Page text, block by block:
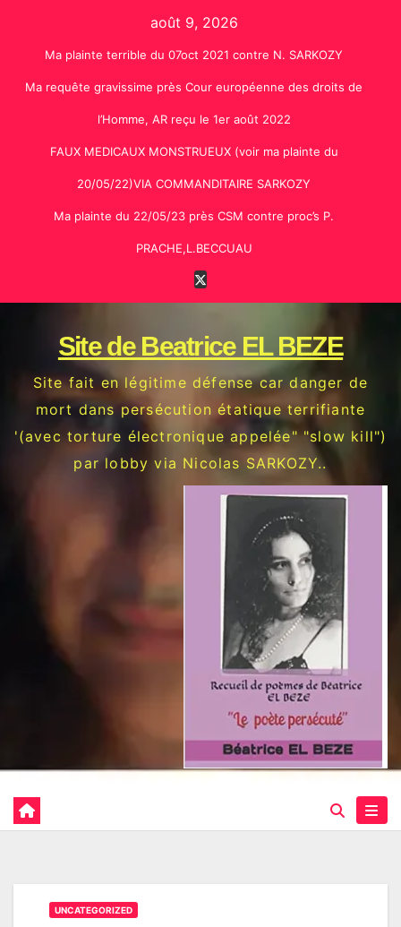
août 9, 2026
Ma plainte terrible du 07oct 2021 contre N. SARKOZY
Ma requête gravissime près Cour européenne des droits de
l’Homme, AR reçu le 1er août 2022
FAUX MEDICAUX MONSTRUEUX (voir ma plainte du
20/05/22)VIA COMMANDITAIRE SARKOZY
Ma plainte du 22/05/23 près CSM contre proc’s P.
PRACHE,L.BECCUAU
Site de Beatrice EL BEZE
Site fait en légitime défense car danger de
mort dans persécution étatique terrifiante
'(avec torture électronique appelée" "slow kill")
par lobby via Nicolas SARKOZY..
UNCATEGORIZED